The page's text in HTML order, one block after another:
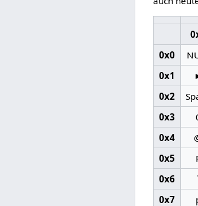
0x0
0x1
0x2
0x3
0x4
0x5
0x6
0x7